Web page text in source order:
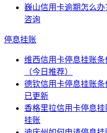
巍山信用卡逾期怎么
咨询
停息挂账
维西信用卡停息挂账
（今日推荐）
德钦信用卡停息挂账
已更新
香格里拉信用卡停息
挂账